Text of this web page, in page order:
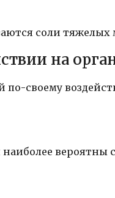
соли
на
по-своему